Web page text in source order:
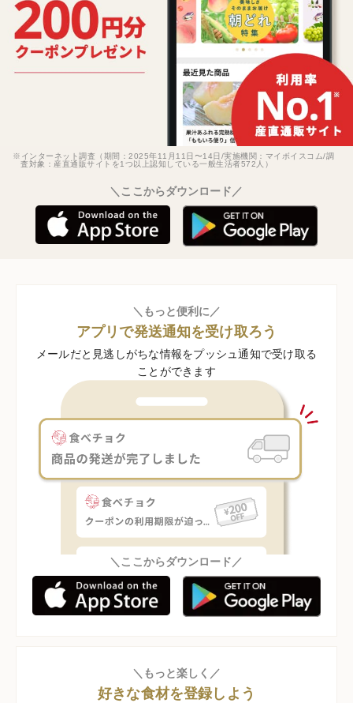
※インターネット調査（期間：2025年11月11日〜14日/実施機関：マイボイスコム/調
査対象：産直通販サイトを1つ以上認知している一般生活者572人）
＼ここからダウンロード／
＼もっと便利に／
アプリで発送通知を受け取ろう
メールだと見逃しがちな情報をプッシュ通知で受け取る
ことができます
＼ここからダウンロード／
＼もっと楽しく／
好きな食材を登録しよう